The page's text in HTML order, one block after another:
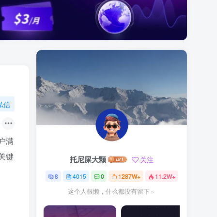
信
满
键
托尼屎大颗 关注
8 4015 0 1287W+ 11.2W+
这个人很懒，什么都没有留下～